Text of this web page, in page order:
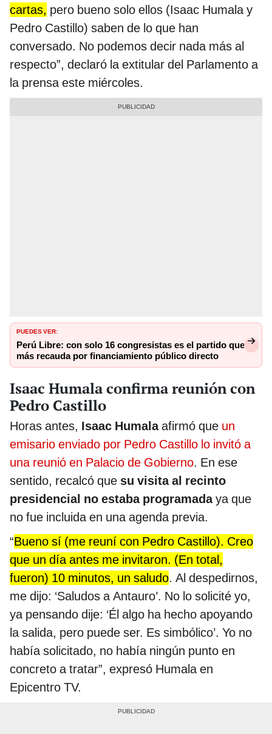
cartas, pero bueno solo ellos (Isaac Humala y
Pedro Castillo) saben de lo que han
conversado. No podemos decir nada más al
respecto”, declaró la extitular del Parlamento a
la prensa este miércoles.
PUEDES VER:
Perú Libre: con solo 16 congresistas es el partido que
más recauda por financiamiento público directo
Isaac Humala confirma reunión con
Pedro Castillo
Horas antes, Isaac Humalaafirmó que un
emisario enviado por Pedro Castillo lo invitó a
una reunió en Palacio de Gobierno. En ese
sentido, recalcó que su visita al recinto
presidencial no estaba programadaya que
no fue incluida en una agenda previa.
“Bueno sí (me reuní con Pedro Castillo). Creo
que un día antes me invitaron. (En total,
fueron) 10 minutos, un saludo. Al despedirnos,
me dijo: ‘Saludos a Antauro’. No lo solicité yo,
ya pensando dije: ‘Él algo ha hecho apoyando
la salida, pero puede ser. Es simbólico’. Yo no
había solicitado, no había ningún punto en
concreto a tratar”, expresó Humala en
Epicentro TV.